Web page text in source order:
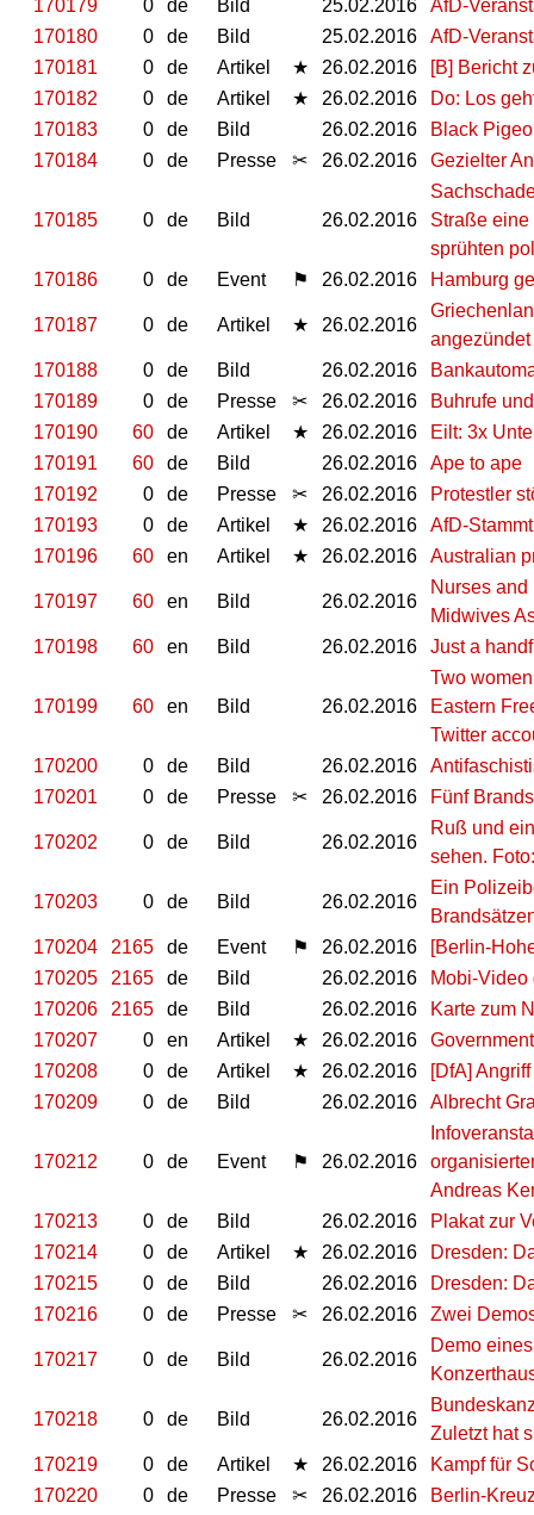
170179 0 de Bild 25.02.2016
AfD-
170180
0 de Bild 25.02.2016
AfD-
170181
0 de Artikel ★ 26.02.2016
[B] Bericht
170182
0 de Artikel ★ 26.02.2016
Do: Los
170183
0 de Bild 26.02.2016
Black
170184
0 de Presse ✂ 26.02.2016 Gezielter
170185 0 de Bild 26.02.2016
Straße
sprühten
170186
0 de Event ⚑ 26.02.2016 Hamburg
170187 0 de Artikel ★ 26.02.2016
angezündet
170188
0 de Bild 26.02.2016
170189
0 de Presse ✂ 26.02.2016
Buhrufe
170190
60 de Artikel ★ 26.02.2016
Eilt: 3x
170191
60 de Bild 26.02.2016
Ape to ape
170192
0 de Presse ✂ 26.02.2016
Protestler
170193
0 de Artikel ★ 26.02.2016
AfD-
170196
60 en Artikel ★ 26.02.2016 Australian
170197 60 en Bild 26.02.2016
Nurses
Midwives
170198
60 en Bild 26.02.2016 Just a
170199 60 en Bild 26.02.2016
Two
Eastern
Twitter
170200
0 de Bild 26.02.2016
170201
0 de Presse ✂ 26.02.2016 Fünf
170202 0 de Bild 26.02.2016
Ruß und
sehen.
170203 0 de Bild 26.02.2016
Ein
170204
2165 de Event ⚑ 26.02.2016
[Berlin-
170205
2165 de Bild 26.02.2016
Mobi-
170206
2165 de Bild 26.02.2016
Karte zum
170207
0 en Artikel ★ 26.02.2016
170208
0 de Artikel ★ 26.02.2016
[DfA]
170209
0 de Bild 26.02.2016 Albrecht
170212 0 de Event ⚑ 26.02.2016
Andreas
170213
0 de Bild 26.02.2016
Plakat zur
170214
0 de Artikel ★ 26.02.2016
Dresden:
170215
0 de Bild 26.02.2016
Dresden:
170216
0 de Presse ✂ 26.02.2016 Zwei
170217 0 de Bild 26.02.2016
Demo
170218 0 de Bild 26.02.2016
Zuletzt hat
170219
0 de Artikel ★ 26.02.2016
Kampf für
170220
0 de Presse ✂ 26.02.2016
Berlin-